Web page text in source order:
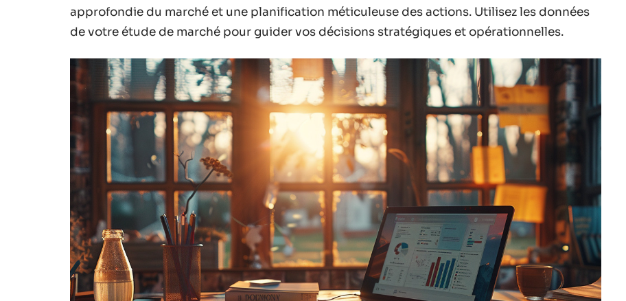
approfondie du marché et une planification méticuleuse des actions. Utilisez les données
de votre étude de marché pour guider vos décisions stratégiques et opérationnelles.